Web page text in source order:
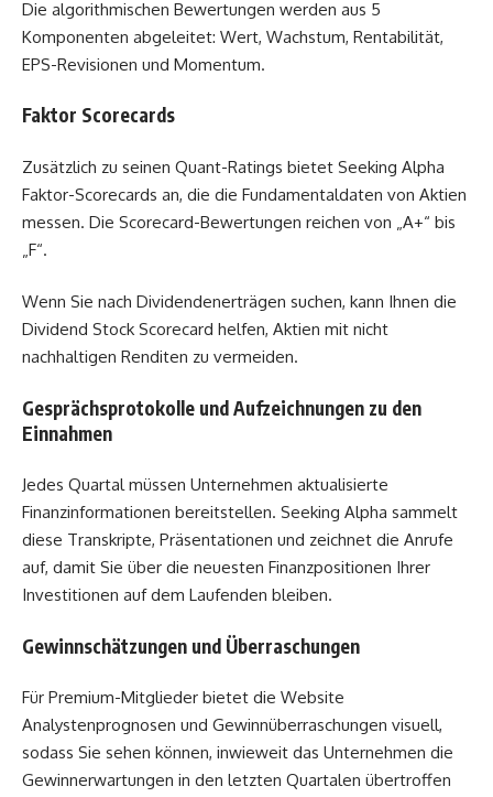
Die algorithmischen Bewertungen werden aus 5
Komponenten abgeleitet: Wert, Wachstum, Rentabilität,
EPS-Revisionen und Momentum.
Faktor Scorecards
Zusätzlich zu seinen Quant-Ratings bietet Seeking Alpha
Faktor-Scorecards an, die die Fundamentaldaten von Aktien
messen. Die Scorecard-Bewertungen reichen von „A+“ bis
„F“.
Wenn Sie nach Dividendenerträgen suchen, kann Ihnen die
Dividend Stock Scorecard helfen, Aktien mit nicht
nachhaltigen Renditen zu vermeiden.
Gesprächsprotokolle und Aufzeichnungen zu den
Einnahmen
Jedes Quartal müssen Unternehmen aktualisierte
Finanzinformationen bereitstellen. Seeking Alpha sammelt
diese Transkripte, Präsentationen und zeichnet die Anrufe
auf, damit Sie über die neuesten Finanzpositionen Ihrer
Investitionen auf dem Laufenden bleiben.
Gewinnschätzungen und Überraschungen
Für Premium-Mitglieder bietet die Website
Analystenprognosen und Gewinnüberraschungen visuell,
sodass Sie sehen können, inwieweit das Unternehmen die
Gewinnerwartungen in den letzten Quartalen übertroffen